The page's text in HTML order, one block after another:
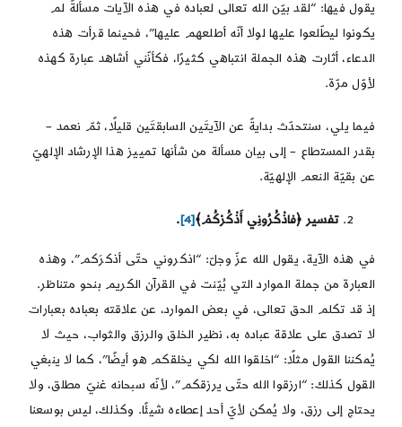
يقول فيها: “لقد بيّن الله تعالى لعباده في هذه الآيات مسألةً لم
يكونوا ليطّلعوا عليها لولا أنّه أطلعهم عليها”، فحينما قرأت هذه
الدعاء، أثارت هذه الجملة انتباهي كثيرًا، فكأنّني أشاهد عبارة كهذه
لأوّل مرّة.
فيما يلي، سنتحدّث بدايةً عن الآيتَين السابقتَين قليلًا، ثمّ نعمد –
بقدر المستطاع – إلى بيان مسألة من شأنها تمييز هذا الإرشاد الإلهيّ
عن بقيّة النعم الإلهيّة.
تفسير ﴿فاذْكُرُونِي أَذْكُرْكُمْ﴾[4]
.
في هذه الآية، يقول الله عزّ وجلّ: “اذكروني حتّى أذكرَكم”، وهذه
العبارة من جملة الموارد التي بُيّنت في القرآن الكريم بنحو متناظر.
إذ قد تكلم الحق تعالى، في بعض الموارد، عن علاقته بعباده بعبارات
لا تصدق على علاقة عباده به، نظير الخلق والرزق والثواب، حيث لا
يُمكننا القول مثلًا: “اخلقوا الله لكي يخلقكم هو أيضًا”، كما لا ينبغي
القول كذلك: “ارزقوا الله حتّى يرزقكم”، لأنّه سبحانه غنيّ مطلق، ولا
يحتاج إلى رزق، ولا يُمكن لأيّ أحد إعطاءه شيئًا. وكذلك، ليس بوسعنا